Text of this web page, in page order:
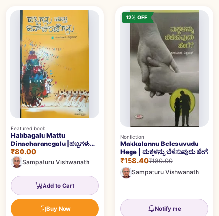
Featured book
Habbagalu Mattu
Dinacharanegalu |ಹಬ್ಬಗಳು
ಮತ್ತು ದಿನಾಚರಣೆಗಳು
₹80.00
Sampaturu Vishwanath
Add to Cart
Buy Now
12% OFF
Nonfiction
Makkalannu Belesuvudu
Hege | ಮಕ್ಕಳನ್ನು ಬೆಳೆಸುವುದು ಹೇಗೆ
₹158.40₹180.00
Sampaturu Vishwanath
Notify me